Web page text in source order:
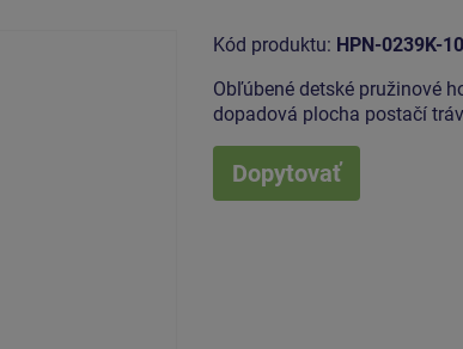
Kód produktu: HPN-0239K-10
Obľúbené detské pružinové
dopadová plocha postačí
Dopytovať